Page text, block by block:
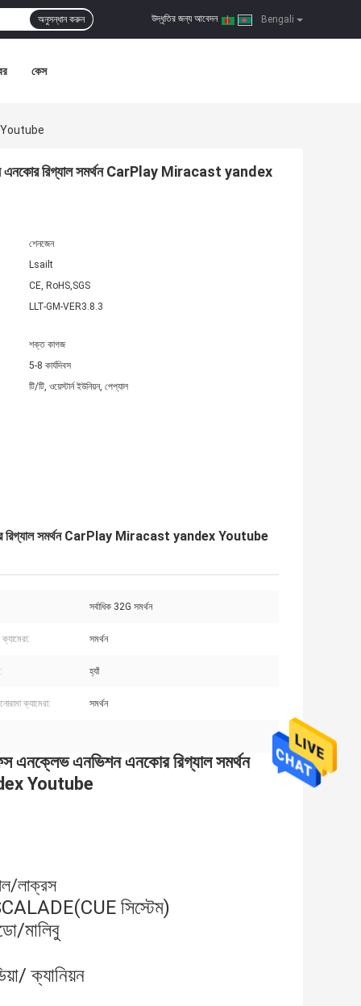
Bengali
উদ্ধৃতির জন্য আবেদন |
অনুসন্ধান করুন
কেস
Youtube
এনকোর রিগ্যাল সমর্থন CarPlay Miracast yandex
শেনজেন
Lsailt
CE, RoHS,SGS
LLT-GM-VER3.8.3
শক্ত কাগজ
5-8 কার্যদিবস
টি/টি, ওয়েস্টার্ন ইউনিয়ন, পেপ্যাল
রিগ্যাল সমর্থন CarPlay Miracast yandex Youtube
সর্বাধিক 32G সমর্থন
ক্যামেরা: সমর্থন
হ্যাঁ
ক্যামেরা: সমর্থন
এনক্লেভ এনভিশন এনকোর রিগ্যাল সমর্থন
Youtube
লাক্রস
সিস্টেম)
মালিবু
ক্যানিয়ন